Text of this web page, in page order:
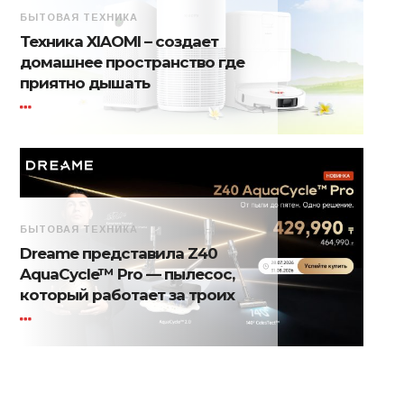
БЫТОВАЯ ТЕХНИКА
Техника XIAOMI – создает
домашнее пространство где
приятно дышать
БЫТОВАЯ ТЕХНИКА
Dreame представила Z40
AquaCycle™ Pro — пылесос,
который работает за троих